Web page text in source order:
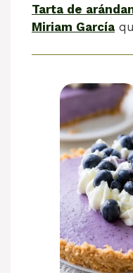
Tarta de
Miriam García